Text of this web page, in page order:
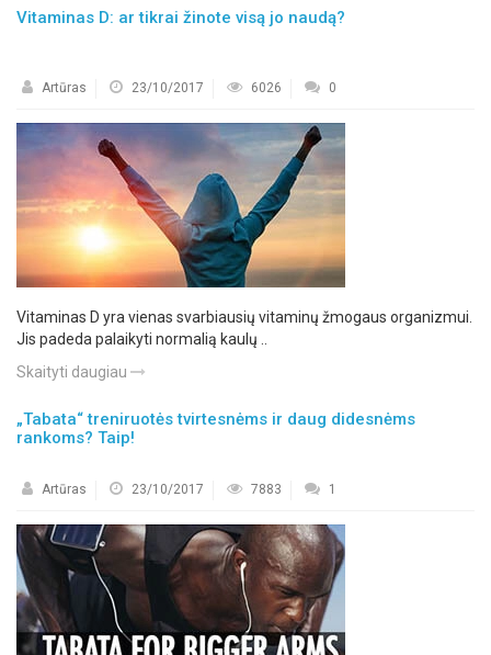
Vitaminas D: ar tikrai žinote visą jo naudą?
Artūras 23/10/2017 6026 0
Vitaminas D yra vienas svarbiausių vitaminų žmogaus organizmui.
Jis padeda palaikyti normalią kaulų ..
Skaityti daugiau
„Tabata“ treniruotės tvirtesnėms ir daug didesnėms
rankoms? Taip!
Artūras 23/10/2017 7883 1